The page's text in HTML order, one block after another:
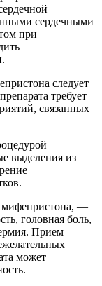
сердечными
при
следует
требует
связанных
выделения из
мифепристона, —
головная боль,
Прием
может